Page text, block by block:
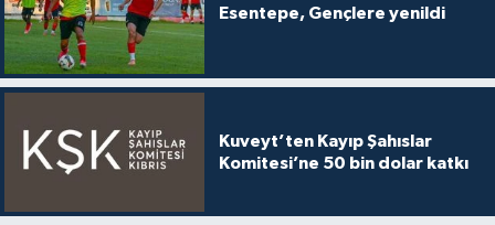
Esentepe, Gençlere yenildi
Kuveyt’ten Kayıp Şahıslar
Komitesi’ne 50 bin dolar katkı